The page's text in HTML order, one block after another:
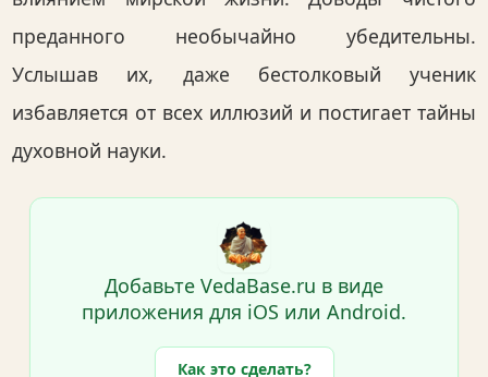
преданного необычайно убедительны.
Услышав их, даже бестолковый ученик
избавляется от всех иллюзий и постигает тайны
духовной науки.
Добавьте VedaBase.ru в виде
приложения для iOS или Android.
Как это сделать?